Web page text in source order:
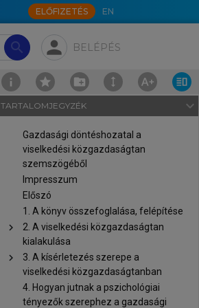
ELŐFIZETÉS EN
search person BELÉPÉS
TARTALOMJEGYZÉK navigate_next
Gazdasági döntéshozatal a
viselkedési közgazdaságtan
szemszögéből
Impresszum
Előszó
1. A könyv összefoglalása, felépítése
chevron_right
2. A viselkedési közgazdaságtan
kialakulása
chevron_right
3. A kísérletezés szerepe a
viselkedési közgazdaságtanban
4. Hogyan jutnak a pszichológiai
tényezők szerephez a gazdasági